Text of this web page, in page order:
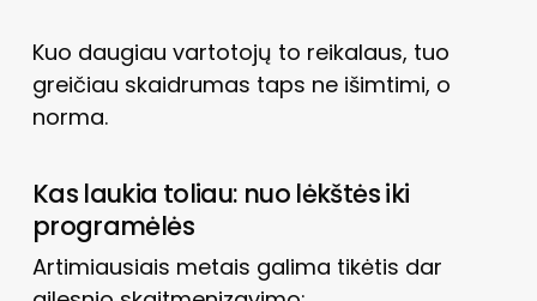
Kuo daugiau vartotojų to reikalaus, tuo
greičiau skaidrumas taps ne išimtimi, o
norma.
Kas laukia toliau: nuo lėkštės iki
programėlės
Artimiausiais metais galima tikėtis dar